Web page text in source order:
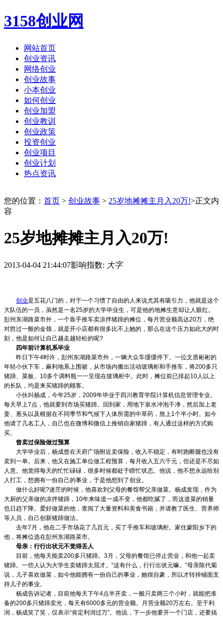
3158创业网
网站首页
创业资讯
网络创业
创业故事
小本创业
如何创业
创业加盟
创业教训
创业政策
投资创业
创业项目
创业计划
热点资讯
您的位置： 首页 > 创业故事 > 25岁地摊摊主月入20万!>正文内
容
25岁地摊摊主月入20万!
2013-04-04 21:44:07影响指数: 大字
创业是五花八门的，对于一个习惯了自由的人来说尤其有吸引力，他就是这个
大队伍的一员，虽然是一名25岁的大学毕业生，可是他的地摊生意却让人眼红。
彭州东湖路菜市外，一个靠手推车卖凉拌猪蹄的摊位，每月营业额高达20万，绝
对胜过一般的金领，就是开小店都有很多比不上她的，那么在这个压力如此大的时
刻，他是如何让自己越走越轻松的呢?
四年前计算机系毕业
昨日下午4时许，彭州东湖路菜市外，一辆大众车缓缓停下。一位文质彬彬的
年轻小伙下车，麻利地系上围裙，从市场内搬出活动玻璃柜和手推车，将200多只
猪蹄、菜板、 10多个调料瓶一一呈现在玻璃柜中。此时，摊位前已排起10 人以上
的长队，均是来买猪蹄的顾客。
小伙叫杨成，今年25岁， 2009年毕业于四川教育学院计算机信息管理专业。
每天早上7 点，他就要到市场买猪蹄。回到家，用地下泉水冲泡干净，然后加上老
姜、葱头以及根据在不同季节和气候下人体所需的中草药，熬上1 个半小时。如今
他请了几名工人，自己也在微博和微信上推销自家猪蹄，有人通过这样的方式购
买。
曾卖过保险做过预算
大学毕业后，杨成曾在天府广场附近卖保险，收入不稳定，有时跑断腿也没有
卖到一单。后来，他又在施工单位做工程预算，每月收入五六千元，但还是不尽如
人意。他觉得每天的忙忙碌碌，很多时候都处于瞎忙状态。他说，他不想永远给别
人打工，想拥有一份自己的事业，于是他想到了创业。
做什么好呢?迷茫的时候，他喜欢到父母的餐馆帮父亲做菜。杨成发现，作为
大厨的父亲做的凉拌猪蹄， 10年来味道一成不变，他都吃腻了，而这道菜的销量
也日趋下降。爱好做菜的他，查阅了大量资料和美食书籍，并请教了医生、营养师
等人员，自己创新猪蹄做法。
去年7 月，他在二手市场花了几百元，买了手推车和玻璃柜。家住蒙阳乡下的
他，将摊位选在彭州东湖路菜市。
母亲：行行出状元不觉得丢人
目前，他每天能卖200多只猪蹄。 3月，父母的餐馆已停止营业，和他一起卖
猪蹄。一些人认为大学生卖猪蹄太屈才。 “这有什么，行行出状元嘛。 ”母亲陈代菊
说，儿子喜欢做菜，如今他能拥有一份自己的事业，她很自豪，所以才转掉铺面支
持儿子的事业。
杨成告诉记者，目前他每天下午4点半开卖，一般只卖两三个小时，就能把准
备的200多只猪蹄卖光，每天有6000多元的营业额。月营业额20万左右。至于利
润，杨成笑了笑，仅表示“肯定利润过万”。他说，下一步他要开一个门店，还要搞